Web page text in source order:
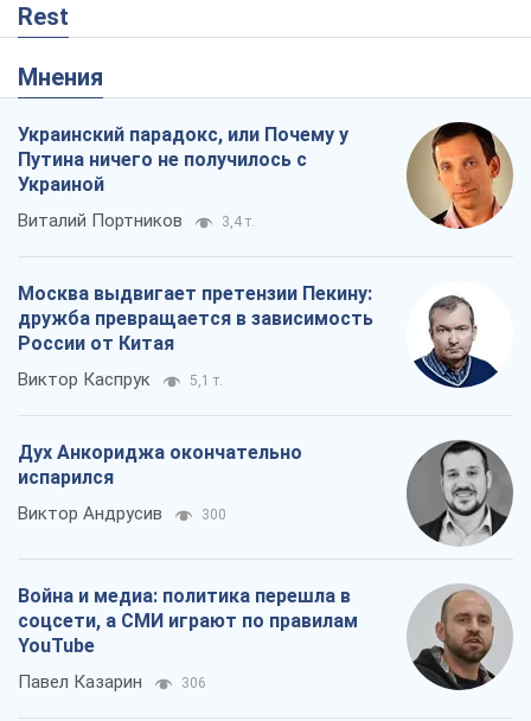
Rest
Мнения
Украинский парадокс, или Почему у
Путина ничего не получилось с
Украиной
Виталий Портников 3,4 т.
Москва выдвигает претензии Пекину:
дружба превращается в зависимость
России от Китая
Виктор Каспрук 5,1 т.
Дух Анкориджа окончательно
испарился
Виктор Андрусив 300
Война и медиа: политика перешла в
соцсети, а СМИ играют по правилам
YouTube
Павел Казарин 306